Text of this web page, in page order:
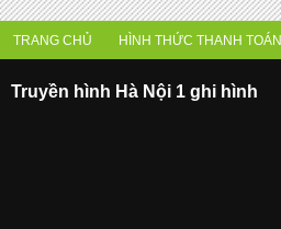
TRANG CHỦ HÌNH THỨC THANH TOÁN
Truyền hình Hà Nội 1 ghi hình